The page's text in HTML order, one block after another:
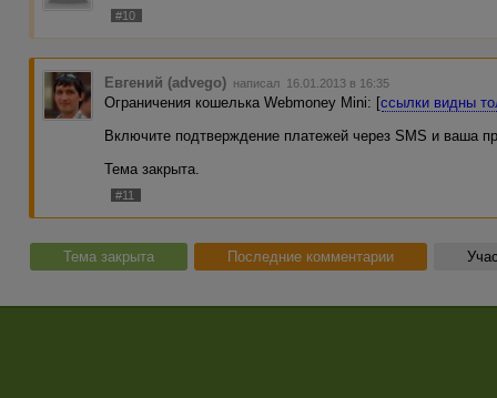
#10
Евгений (advego) написал 16.01.2013 в 16:35
Ограничения кошелька Webmoney Mini: [ссылки видны
Включите подтверждение платежей через SMS и ваша
Тема закрыта.
#11
Тема закрыта Последние комментарии